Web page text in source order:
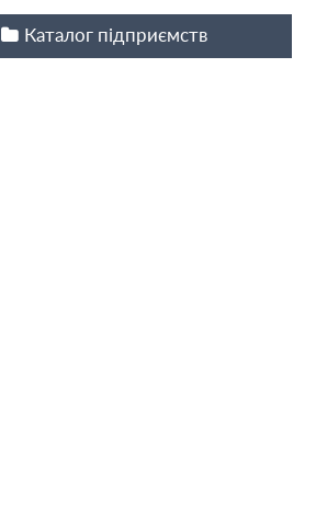
Каталог підприємств